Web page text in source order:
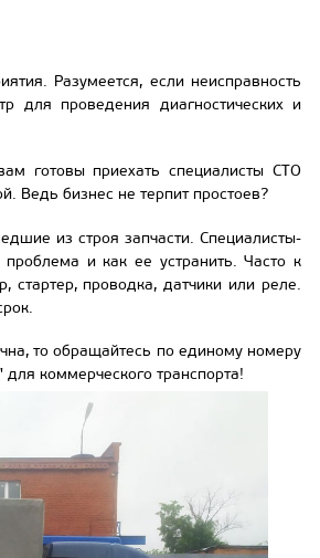
Разумеется, если неисправность
для проведения диагностических и
готовы приехать специалисты СТО
Ведь бизнес не терпит простоев?
из строя запчасти. Специалисты-
и как ее устранить. Часто к
стартер, проводка, датчики или реле.
то обращайтесь по единому номеру
коммерческого транспорта!